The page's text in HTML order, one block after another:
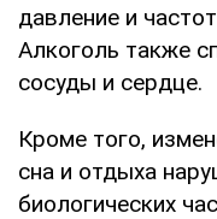
давление и
Алкоголь также
сосуды и сердце.
Кроме того,
сна и отдыха
биологических